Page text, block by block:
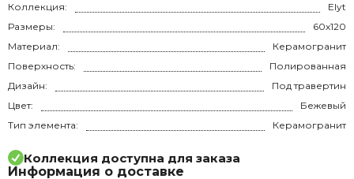
Коллекция:
Elyt
Размеры:
60x120
Материал:
Керамогранит
Поверхность:
Полированная
Дизайн:
Под травертин
Цвет:
Бежевый
Тип элемента:
Керамогранит
Коллекция доступна для заказа
Информация о доставке